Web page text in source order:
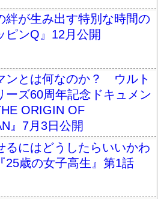
絆が生み出す特別な時間の
ピンQ』12月公開
ンとは何なのか？ ウルト
ーズ60周年記念ドキュメン
ORIGIN OF
』7月3日公開
るにはどうしたらいいかわ
25歳の女子高生』第1話